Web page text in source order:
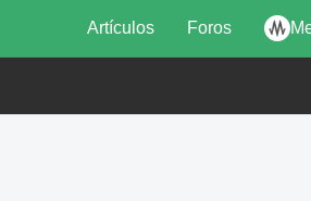
Artículos Foros